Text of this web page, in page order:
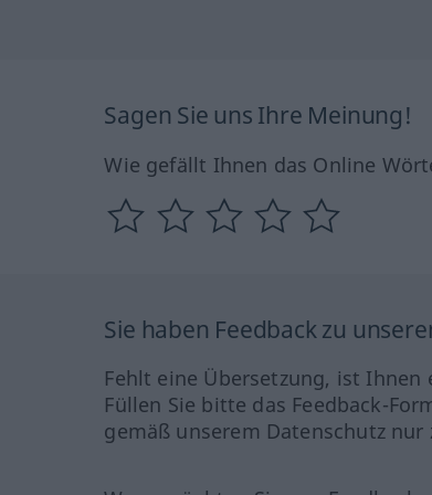
Sagen Sie uns Ihre Meinung!
Wie gefällt Ihnen das Online
Sie haben Feedback zu
Fehlt eine Übersetzung, ist
Füllen Sie bitte das Feedback-
gemäß unserem Datenschutz